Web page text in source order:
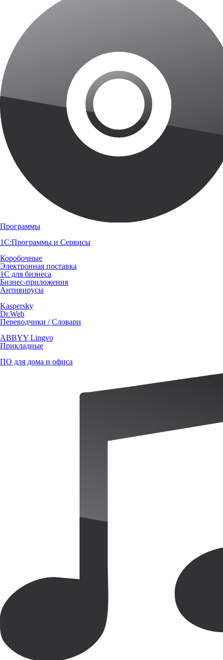
Программы
1С:Программы и Сервисы
Коробочные
Электронная поставка
1С для бизнеса
Бизнес-приложения
Антивирусы
Kaspersky
Dr.Web
Переводчики / Словари
ABBYY Lingvo
Прикладные
ПО для дома и офиса